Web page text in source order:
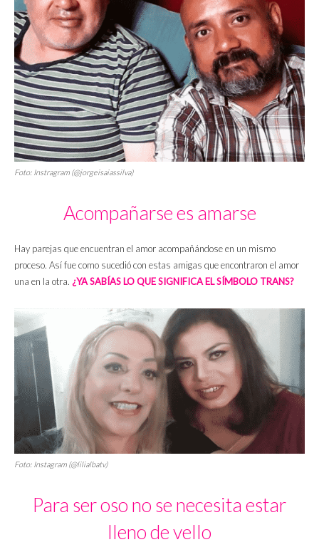
Foto: Instragram (@jorgeisaiassilva)
Acompañarse es amarse
Hay parejas que encuentran el amor acompañándose en un mismo
proceso. Así fue como sucedió con estas amigas que encontraron el amor
una en la otra. ¿YA SABÍAS LO QUE SIGNIFICA EL SÍMBOLO TRANS?
Foto: Instagram (@lilialbatv)
Para ser oso no se necesita estar
lleno de vello